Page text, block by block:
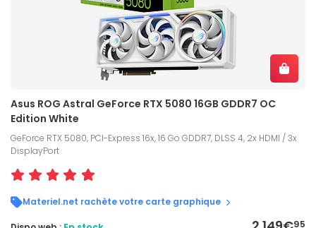
Asus ROG Astral GeForce RTX 5080 16GB GDDR7 OC
Edition White
GeForce RTX 5080, PCI-Express 16x, 16 Go GDDR7, DLSS 4, 2x HDMI / 3x
DisplayPort
Materiel.net rachète votre carte graphique
95